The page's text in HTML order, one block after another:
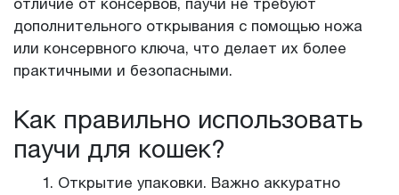
отличие от консервов, паучи не требуют
дополнительного открывания с помощью ножа
или консервного ключа, что делает их более
практичными и безопасными.
Как правильно использовать
паучи для кошек?
Открытие упаковки. Важно аккуратно